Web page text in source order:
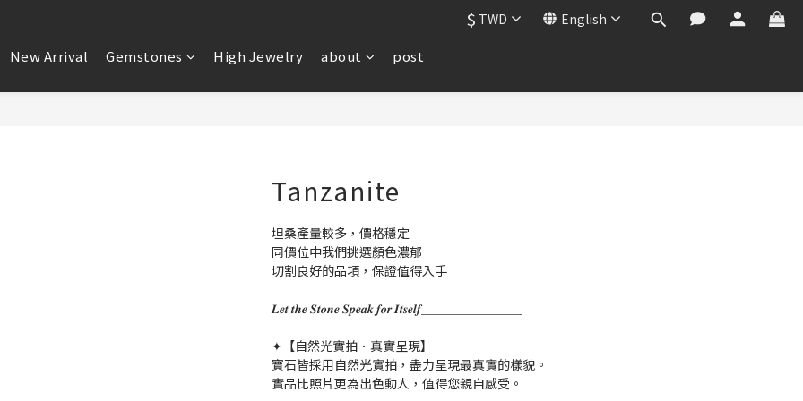
$ TWD English
New Arrival Gemstones High Jewelry about post
Tanzanite
坦桑產量較多，價格穩定
同價位中我們挑選顏色濃郁
切割良好的品項，保證值得入手
𝑳𝒆𝒕 𝒕𝒉𝒆 𝑺𝒕𝒐𝒏𝒆 𝑺𝒑𝒆𝒂𝒌 𝒇𝒐𝒓 𝑰𝒕𝒔𝒆𝒍𝒇＿＿＿＿＿＿＿＿
✦【自然光實拍．真實呈現】
寶石皆採用自然光實拍，盡力呈現最真實的樣貌。
實品比照片更為出色動人，值得您親自感受。